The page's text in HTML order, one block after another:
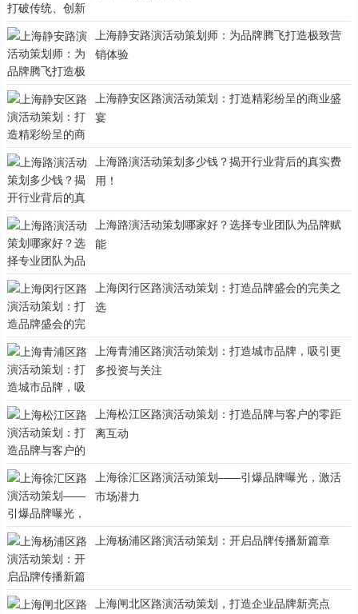
上海静安路演活动策划师：为品牌腾飞打造极致营
销体验
上海静安区路演活动策划：打造精彩纷呈的商业盛
宴
上海路演活动策划多少钱？揭开行业背后的真实费
用！
上海路演活动策划哪家好？选择专业团队为品牌赋
能
上海闵行区路演活动策划：打造品牌盛会的完美之
选
上海青浦区路演活动策划：打造城市品牌，吸引更
多投资与关注
上海松江区路演活动策划：打造品牌与客户的零距
离互动
上海徐汇区路演活动策划——引爆品牌曝光，激活
市场潜力
上海杨浦区路演活动策划：开启品牌传播新篇章
上海闸北区路演活动策划，打造企业品牌新亮点